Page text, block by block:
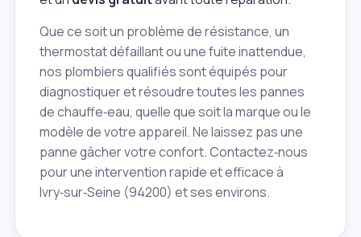
Que ce soit un problème de résistance, un
thermostat défaillant ou une fuite inattendue,
nos plombiers qualifiés sont équipés pour
diagnostiquer et résoudre toutes les pannes
de chauffe‑eau, quelle que soit la marque ou le
modèle de votre appareil. Ne laissez pas une
panne gâcher votre confort. Contactez‑nous
pour une intervention rapide et efficace à
Ivry‑sur‑Seine (94200) et ses environs.